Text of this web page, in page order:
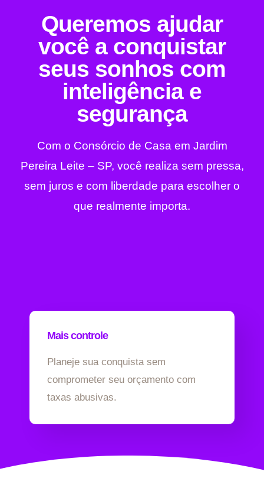
Queremos ajudar
você a conquistar
seus sonhos com
inteligência e
segurança
Com o Consórcio de Casa em Jardim
Pereira Leite – SP, você realiza sem pressa,
sem juros e com liberdade para escolher o
que realmente importa.
Mais controle
Planeje sua conquista sem
comprometer seu orçamento com
taxas abusivas.